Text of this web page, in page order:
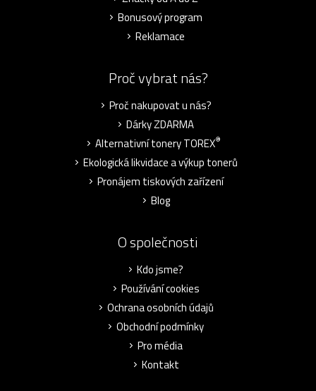
Bonusový program
Reklamace
Proč vybrat nás?
Proč nakupovat u nás?
Dárky ZDARMA
Alternativní tonery TOREX®
Ekologická likvidace a výkup tonerů
Pronájem tiskových zařízení
Blog
O společnosti
Kdo jsme?
Používání cookies
Ochrana osobních údajů
Obchodní podmínky
Pro média
Kontakt